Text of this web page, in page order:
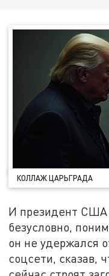
КОЛЛАЖ ЦАРЬГРАДА
И президент США
безусловно,
он не удержался
соцсети, сказав,